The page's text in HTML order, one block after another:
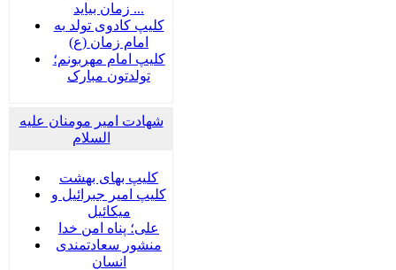
زمان بیاید ...
کلیپ کادوی تولد به
امام زمان (ع)
کلیپ امام مهربونم؛
تولدتون مبارک
شهادت امیر مومنان علیه
السلام
کلیپ بهای بهشت
کلیپ امیر جبرائیل و
میکائیل
علی؛ پناه امن خدا
منشور سعادتمندی
انسان